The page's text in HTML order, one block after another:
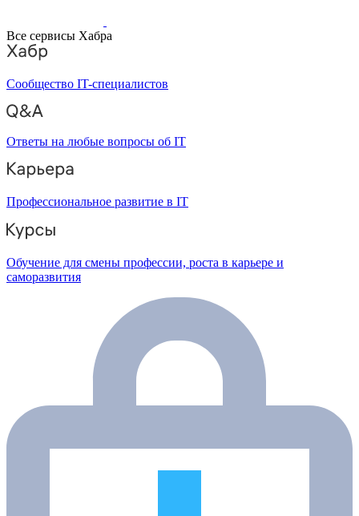
Все сервисы Хабра
Сообщество IT-специалистов
Ответы на любые вопросы об IT
Профессиональное развитие в IT
Обучение для смены профессии, роста в карьере и
саморазвития